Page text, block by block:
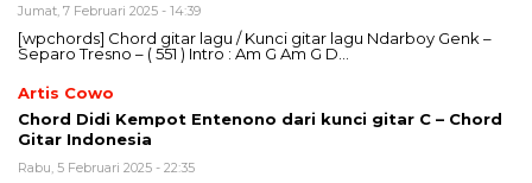
Jumat, 7 Februari 2025 - 14:39
[wpchords] Chord gitar lagu / Kunci gitar lagu Ndarboy Genk –
Separo Tresno – ( 551 ) Intro : Am G Am G D…
Artis Cowo
Chord Didi Kempot Entenono dari kunci gitar C – Chord
Gitar Indonesia
Rabu, 5 Februari 2025 - 22:35